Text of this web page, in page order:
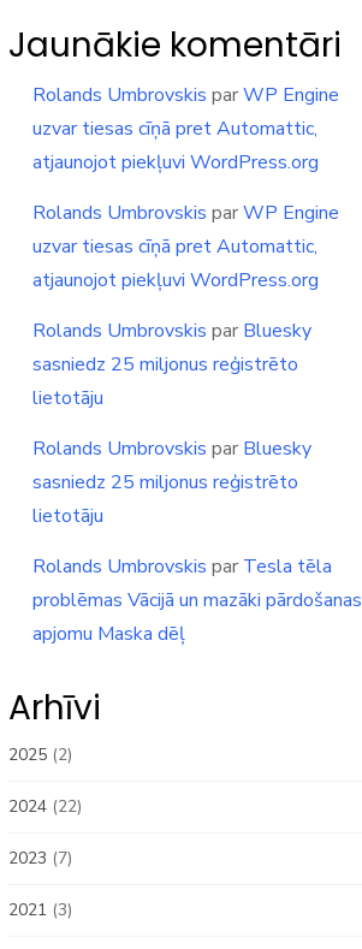
Jaunākie komentāri
Rolands Umbrovskis parWP Engine
uzvar tiesas cīņā pret Automattic,
atjaunojot piekļuvi WordPress.org
Rolands Umbrovskis parWP Engine
uzvar tiesas cīņā pret Automattic,
atjaunojot piekļuvi WordPress.org
Rolands Umbrovskis par Bluesky
sasniedz 25 miljonus reģistrēto
lietotāju
Rolands Umbrovskis par Bluesky
sasniedz 25 miljonus reģistrēto
lietotāju
Rolands Umbrovskis par Tesla tēla
problēmas Vācijā un mazāki pārdošanas
apjomu Maska dēļ
Arhīvi
2025 (2)
2024 (22)
2023 (7)
2021 (3)